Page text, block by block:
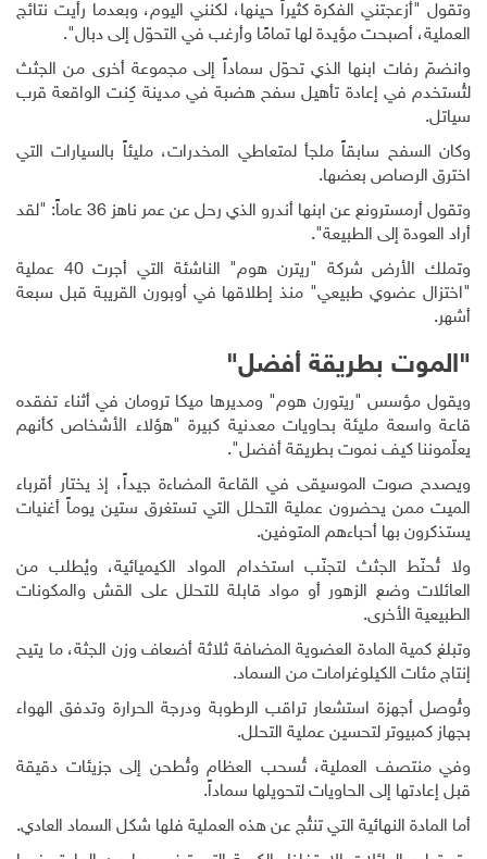
وتقول "أزعجتني الفكرة كثيراً حينها، لكنني اليوم، وبعدما رأيت نتائج
العملية، أصبحت مؤيدة لها تمامًا وأرغب في التحوّل إلى دبال".
وانضمّ رفات ابنها الذي تحوّل سماداً إلى مجموعة أخرى من الجثث
لتُستخدم في إعادة تأهيل سفح هضبة في مدينة كِنت الواقعة قرب
سياتل.
وكان السفح سابقاً ملجأ لمتعاطي المخدرات، مليئاً بالسيارات التي
اخترق الرصاص بعضها.
وتقول أرمسترونع عن ابنها أندرو الذي رحل عن عمر ناهز 36 عاماً: "لقد
أراد العودة إلى الطبيعة".
وتملك الأرض شركة "ريترن هوم" الناشئة التي أجرت 40 عملية
"اختزال عضوي طبيعي" منذ إطلاقها في أوبورن القريبة قبل سبعة
أشهر.
"الموت بطريقة أفضل"
ويقول مؤسس "ريتورن هوم" ومديرها ميكا ترومان في أثناء تفقده
قاعة واسعة مليئة بحاويات معدنية كبيرة "هؤلاء الأشخاص كأنهم
يعلّموننا كيف نموت بطريقة أفضل".
ويصدح صوت الموسيقى في القاعة المضاءة جيداً، إذ يختار أقرباء
الميت ممن يحضرون عملية التحلل التي تستغرق ستين يوماً أغنيات
يستذكرون بها أحباءهم المتوفين.
ولا تُحنّط الجثث لتجنّب استخدام المواد الكيميائية، ويُطلب من
العائلات وضع الزهور أو مواد قابلة للتحلل على القش والمكونات
الطبيعية الأخرى.
وتبلغ كمية المادة العضوية المضافة ثلاثة أضعاف وزن الجثة، ما يتيح
إنتاج مئات الكيلوغرامات من السماد.
وتُوصل أجهزة استشعار تراقب الرطوبة ودرجة الحرارة وتدفق الهواء
بجهاز كمبيوتر لتحسين عملية التحلل.
وفي منتصف العملية، تُسحب العظام وتُطحن إلى جزيئات دقيقة
قبل إعادتها إلى الحاويات لتحويلها سماداً.
أما المادة النهائية التي تنتُج عن هذه العملية فلها شكل السماد العادي.